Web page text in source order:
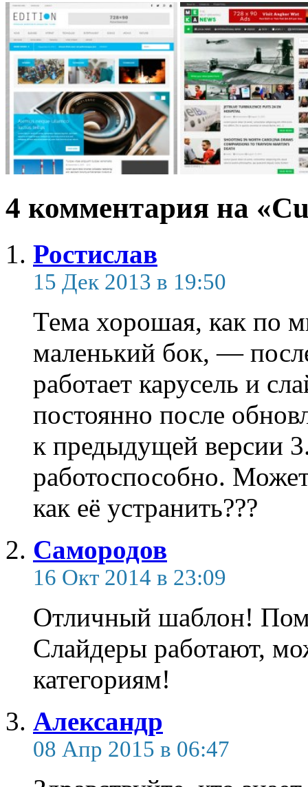
4 комментария на
Ростислав
15 Дек 2013 в 19:50
Тема хорошая, как по
маленький бок, —
работает карусель и
постоянно после
к предыдущей версии
работоспособно.
как её устранить???
Самородов
16 Окт 2014 в 23:09
Отличный шаблон!
Слайдеры работают,
категориям!
Александр
08 Апр 2015 в 06:47